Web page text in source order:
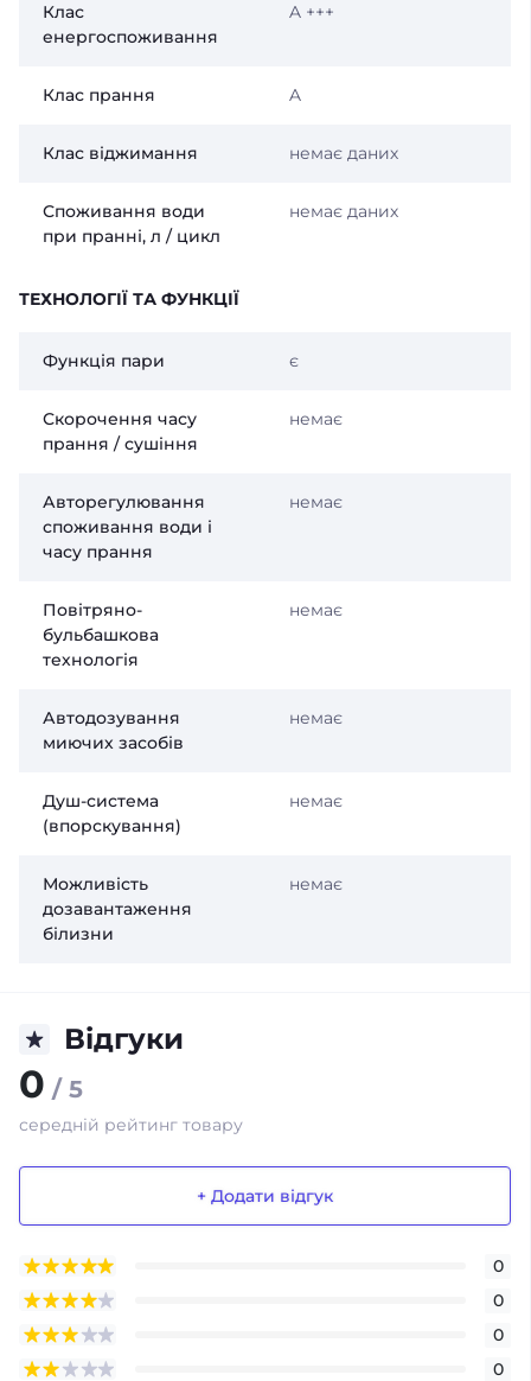
Клас
енергоспоживання
A +++
Клас прання A
Клас віджимання немає даних
Споживання води
при пранні, л / цикл
немає даних
ТЕХНОЛОГІЇ ТА ФУНКЦІЇ
Функція пари є
Скорочення часу
прання / сушіння
немає
Авторегулювання
споживання води і
часу прання
немає
Повітряно-
бульбашкова
технологія
немає
Автодозування
миючих засобів
немає
Душ-система
(впорскування)
немає
Можливість
дозавантаження
білизни
немає
Відгуки
0 / 5
середній рейтинг товару
+ Додати відгук
0
0
0
0